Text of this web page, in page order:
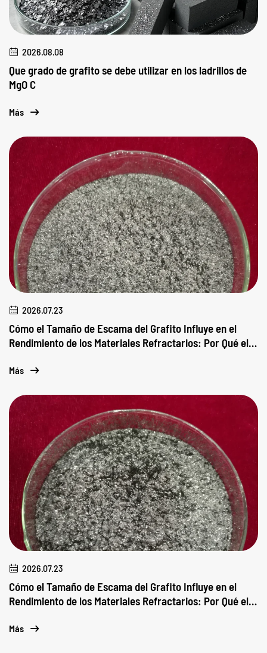
2026.08.08
Que grado de grafito se debe utilizar en los ladrillos de
MgO C
Más
2026.07.23
Cómo el Tamaño de Escama del Grafito Influye en el
Rendimiento de los Materiales Refractarios: Por Qué el
Más
2026.07.23
Cómo el Tamaño de Escama del Grafito Influye en el
Rendimiento de los Materiales Refractarios: Por Qué el
Más